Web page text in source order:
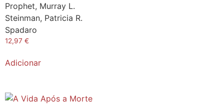
Prophet, Murray L.
Steinman, Patricia R.
Spadaro
12,97 €
Adicionar